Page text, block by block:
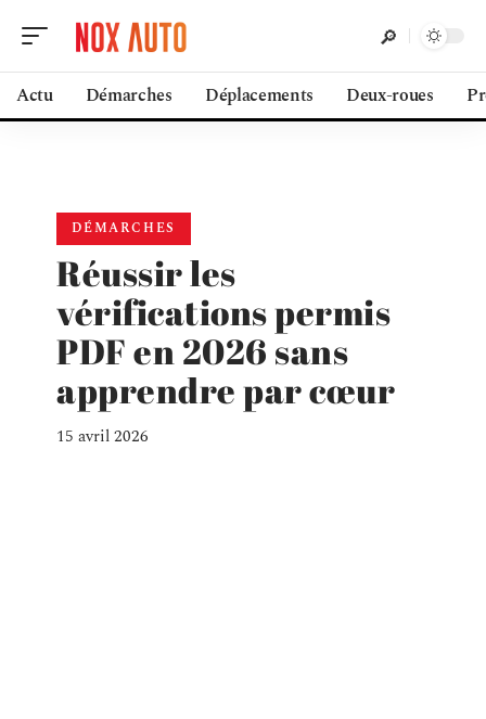
Actu Démarches Déplacements Deux-roues
DÉMARCHES
Réussir les
vérifications permis
PDF en 2026 sans
apprendre par cœur
15 avril 2026